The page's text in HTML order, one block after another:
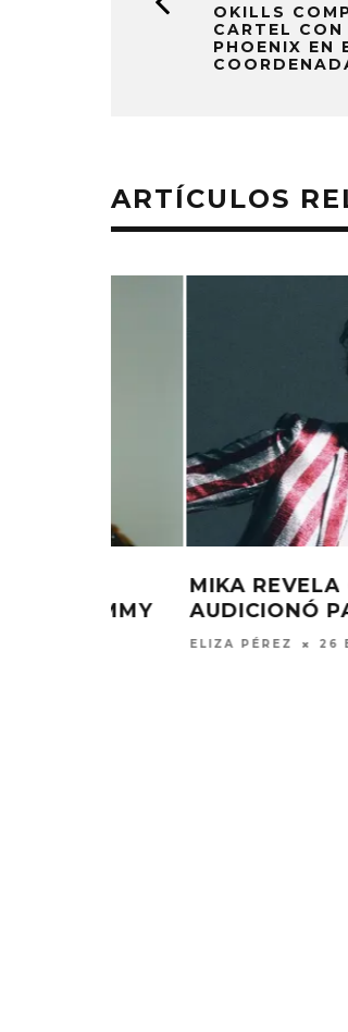
OKILLS
CARTEL CON
PHOENIX EN
ARTÍCULOS
LADY GAGA
DANCE’
ELIZA PÉREZ 3